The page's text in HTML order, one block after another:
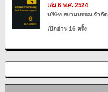
เล่ม 6 พ.ศ. 2524
บริษัท สยามบรรณ จำกัด
เปิดอ่าน 16 ครั้ง